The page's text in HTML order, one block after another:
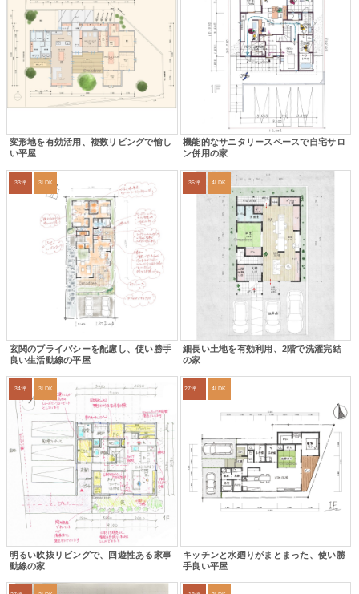
変形地を有効活用、複数リビングで愉し
い平屋
機能的なサニタリースペースで自宅サロ
ン併用の家
33坪 3LDK
玄関のプライバシーを配慮し、使い勝手
良い生活動線の平屋
36坪 4LDK
細長い土地を有効利用、2階で洗濯完結
の家
34坪 3LDK
明るい吹抜リビングで、回遊性ある家事
動線の家
27坪〜30坪 4LDK
キッチンと水廻りがまとまった、使い勝
手良い平屋